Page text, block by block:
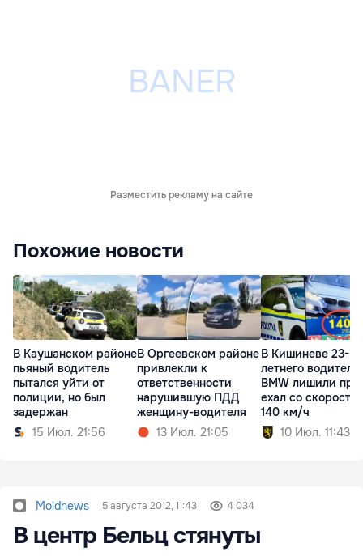
Разместить рекламу на сайте
Похожие новости
В Каушанском районе
пьяный водитель
пытался уйти от
полиции, но был
задержан
15 Июл. 21:56
В Оргеевском районе
привлекли к
ответственности
нарушившую ПДД
женщину-водителя
13 Июл. 21:05
В Кишиневе 23-
летнего водителя
BMW лишили
ехал со
140 км/ч
10 Июл. 11:43
Moldnews 5 августа 2012, 11:43 4 034
В центр Бельц стянуты